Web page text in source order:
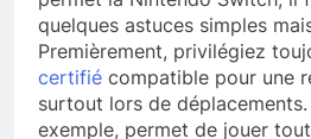
quelques astuces simples
Premièrement, privilégiez
certifié compatible pour une
surtout lors de
exemple, permet de jouer